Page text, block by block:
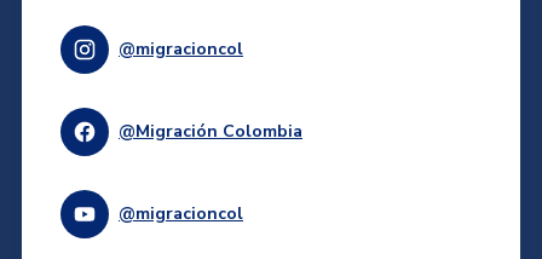
@migracioncol
@Migración Colombia
@migracioncol